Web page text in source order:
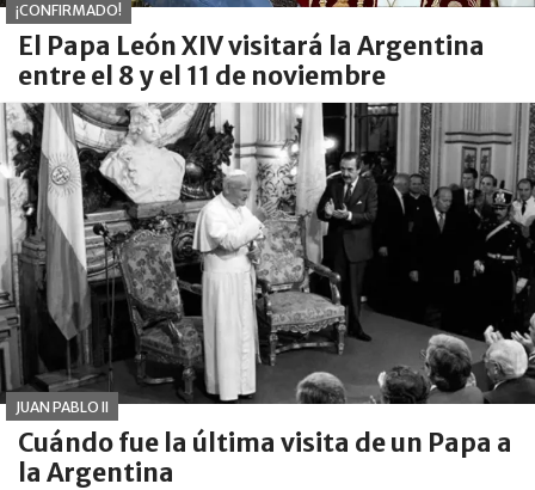
¡CONFIRMADO!
El Papa León XIV visitará la Argentina
entre el 8 y el 11 de noviembre
JUAN PABLO II
Cuándo fue la última visita de un Papa a
la Argentina